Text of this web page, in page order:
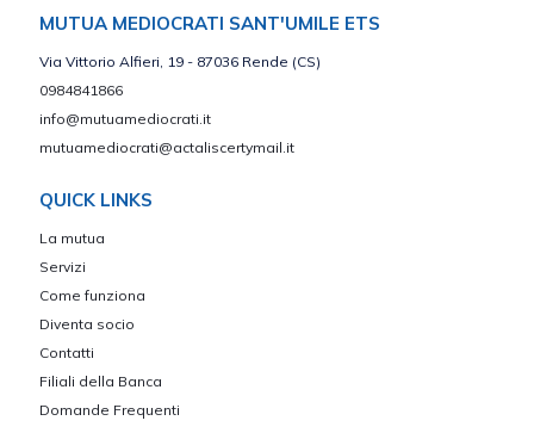
MUTUA MEDIOCRATI SANT'UMILE ETS
Via Vittorio Alfieri, 19 - 87036 Rende (CS)
0984841866
info@mutuamediocrati.it
mutuamediocrati@actaliscertymail.it
QUICK LINKS
La mutua
Servizi
Come funziona
Diventa socio
Contatti
Filiali della Banca
Domande Frequenti